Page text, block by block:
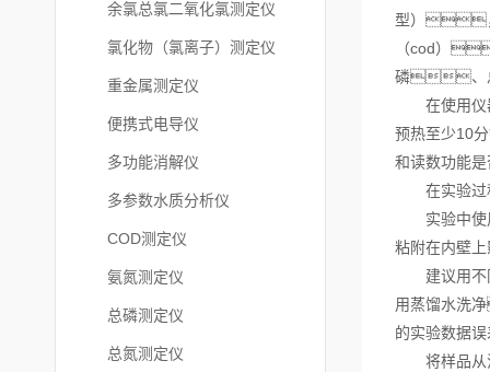
余氯总氯二氧化氯测定仪
氯化物（氯离子）测定仪
重金属测定仪
便携式电导仪
多功能消解仪
多参数水质分析仪
COD测定仪
氨氮测定仪
总磷测定仪
总氮测定仪
型）
（cod）
磷、
在使用仪
预热至少10
和读数功能
在实验过
实验中使
粘附在内壁
建议用不
用蒸馏水洗
的实验数据
将样品从